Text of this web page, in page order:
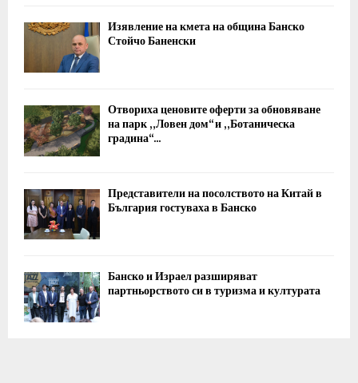
Изявление на кмета на община Банско
Стойчо Баненски
Отвориха ценовите оферти за обновяване
на парк „Ловен дом“ и „Ботаническа
градина“...
Представители на посолството на Китай в
България гостуваха в Банско
Банско и Израел разширяват
партньорството си в туризма и културата